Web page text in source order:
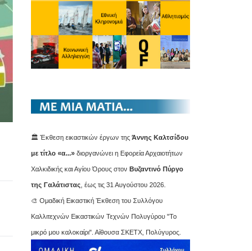
🏛️ Έκθεση εικαστικών έργων της Άννης Καλτσίδου
με τίτλο «α...»διοργανώνει η Εφορεία Αρχαιοτήτων
Χαλκιδικής και Αγίου Όρους στον Βυζαντινό Πύργο
της Γαλάτιστας , έως τις 31 Αυγούστου 2026.
🎨 Ομαδική Εικαστική Έκθεση του Συλλόγου
Καλλιτεχνών Εικαστικών Τεχνών Πολυγύρου "Το
μικρό μου καλοκαίρι". Αίθουσα ΣΚΕΤΧ, Πολύγυρος.